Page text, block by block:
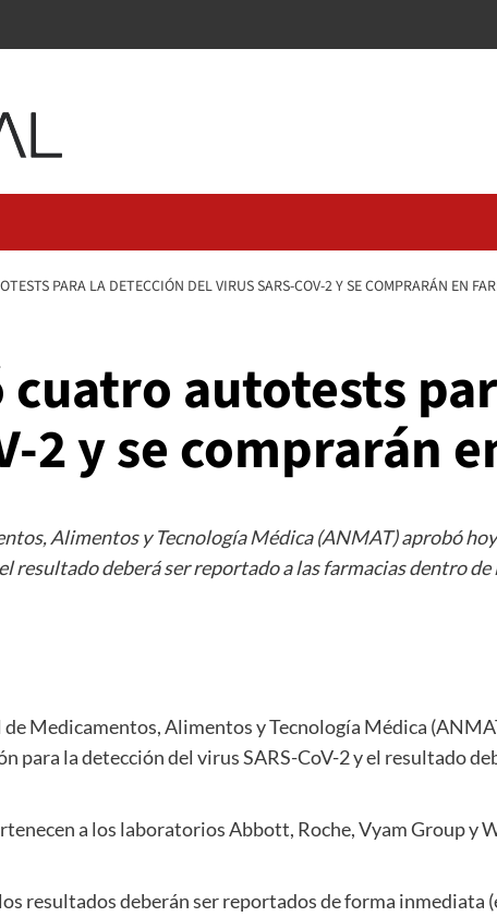
PARA LA DETECCIÓN DEL VIRUS SARS-COV-2 Y SE COMPRARÁN EN
cuatro autotests
2 y se comprarán
Alimentos y Tecnología Médica (ANMAT) aprobó
resultado deberá ser reportado a las farmacias dentro de
Medicamentos, Alimentos y Tecnología Médica
para la detección del virus SARS-CoV-2 y el resultado
a los laboratorios Abbott, Roche, Vyam Group y
resultados deberán ser reportados de forma inmediata